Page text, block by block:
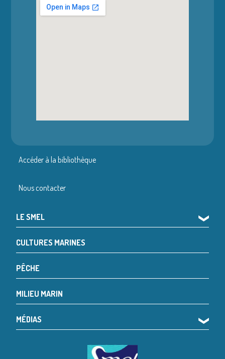
Accéder à la bibliothèque
Nous contacter
LE SMEL ❯
CULTURES MARINES
PÊCHE
MILIEU MARIN
MÉDIAS ❯